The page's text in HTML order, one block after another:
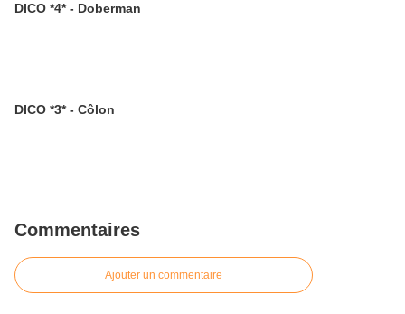
DICO *4* - Doberman
DICO *3* - Côlon
Commentaires
Ajouter un commentaire